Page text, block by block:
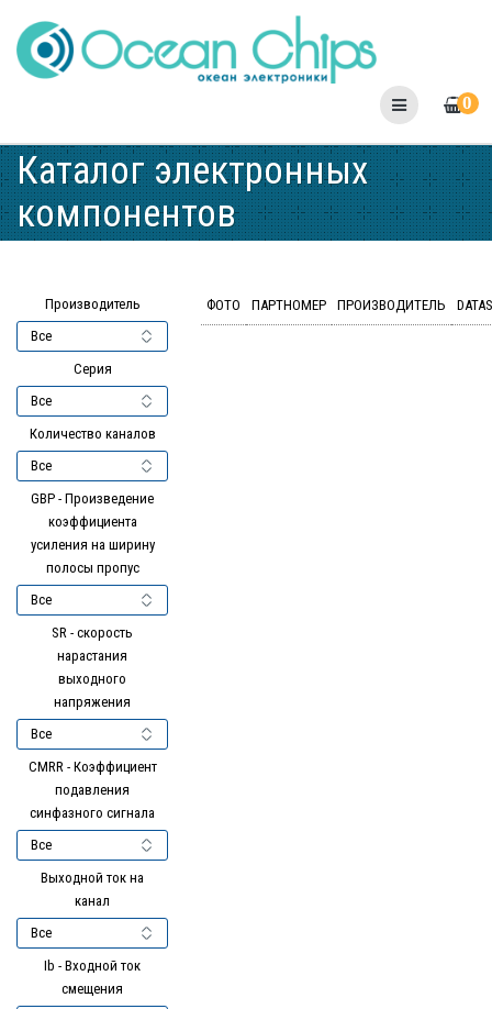
to
content
0
Каталог электронных
компонентов
Производитель
Серия
Количество каналов
GBP - Произведение
коэффициента
усиления на ширину
полосы пропус
SR - скорость
нарастания
выходного
напряжения
CMRR - Коэффициент
подавления
синфазного сигнала
Выходной ток на
канал
Ib - Входной ток
смещения
ФОТО ПАРТНОМЕР ПРОИЗВОДИТЕЛЬ